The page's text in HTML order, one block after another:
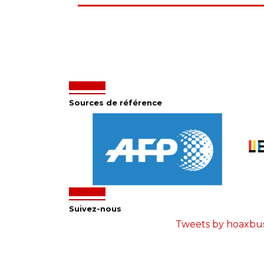
Sources de référence
Suivez-nous
Tweets by